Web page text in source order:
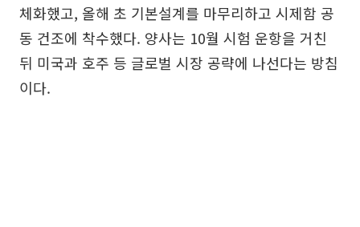
체화했고, 올해 초 기본설계를 마무리하고 시제함 공
동 건조에 착수했다. 양사는 10월 시험 운항을 거친
뒤 미국과 호주 등 글로벌 시장 공략에 나선다는 방침
이다.